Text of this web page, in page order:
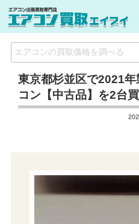
東京都杉並区で2021
コン【中古品】を2台買